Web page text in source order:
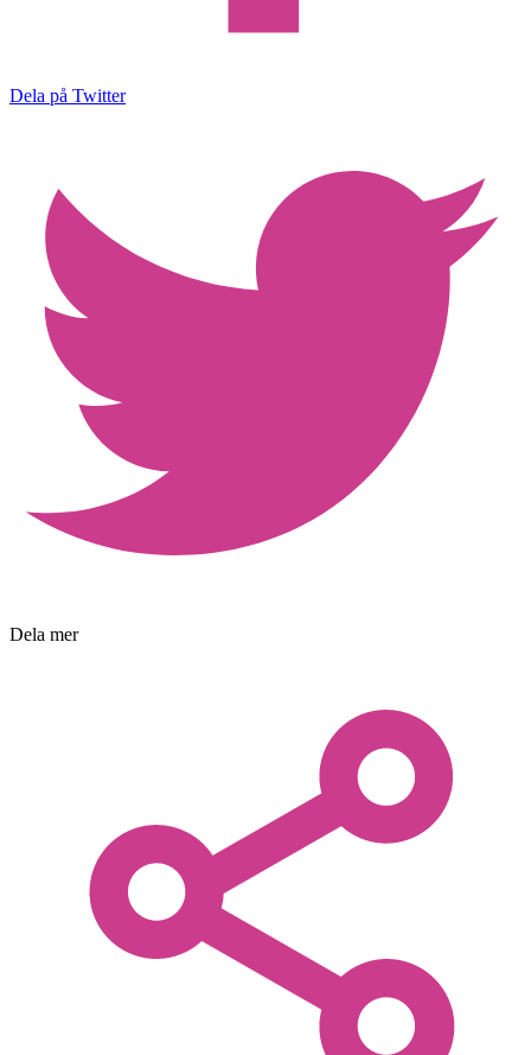
Dela på Twitter
Dela mer